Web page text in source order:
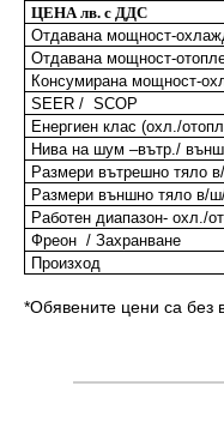
ЦЕНА лв. с ДДС
Отдавана мощност-
Отдавана мощност-
Консумирана мощност-
S EER / SCOP
Енергиен клас (охл./
Нива на шум –вътр./
Размери вътрешно тяло
Размери външно тяло в/
Работен диапазон- охл ./
Фреон / Захранване
Произход
*Обявените цени са без